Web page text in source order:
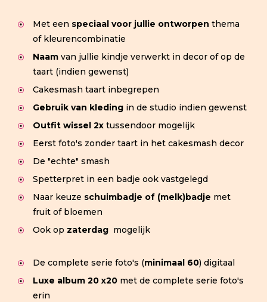
Met een speciaal voor jullie ontworpen thema
of kleurencombinatie
Naam van jullie kindje verwerkt in decor of op de
taart (indien gewenst)
Cakesmash taart inbegrepen
Gebruik van kleding in de studio indien gewenst
Outfit wissel 2x tussendoor mogelijk
Eerst foto's zonder taart in het cakesmash decor
De "echte" smash
Spetterpret in een badje ook vastgelegd
Naar keuze schuimbadje of (melk)badje met
fruit of bloemen
Ook op zaterdag mogelijk
De complete serie foto's (minimaal 60) digitaal
Luxe album 20 x20 met de complete serie foto's
erin